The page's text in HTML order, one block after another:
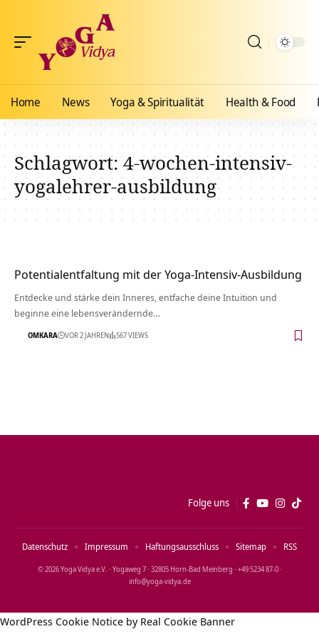
Home News Yoga & Spiritualität Health & Food
Schlagwort:4-wochen-intensiv-
yogalehrer-ausbildung
Potentialentfaltung mit der Yoga-Intensiv-Ausbildung
Entdecke und stärke dein Inneres, entfache deine Intuition und
beginne eine lebensverändernde…
OMKARA VOR 2 JAHREN 567 VIEWS
Folge uns
© 2026 Yoga Vidya e.V. · Yogaweg 7 · 32805 Horn‑Bad Meinberg · +49 5234 87‑0 ·
info@yoga‑vidya.de
Datenschutz Impressum Haftungsausschluss Sitemap RSS
WordPress Cookie Notice by Real Cookie Banner